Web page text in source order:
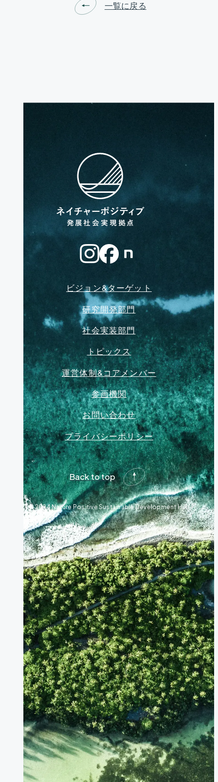
一覧に戻る
ビジョン&ターゲット
研究開発部門
社会実装部門
トピックス
運営体制&コアメンバー
参画機関
お問い合わせ
プライバシーポリシー
Back to top
© 2024 Nature Positive Sustainable Development Hub